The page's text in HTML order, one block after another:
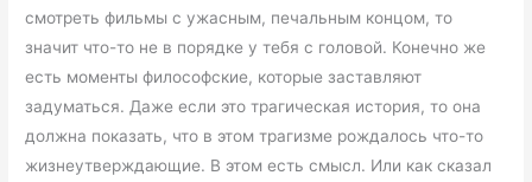
смотреть фильмы с ужасным, печальным концом, то
значит что-то не в порядке у тебя с головой. Конечно же
есть моменты философские, которые заставляют
задуматься. Даже если это трагическая история, то она
должна показать, что в этом трагизме рождалось что-то
жизнеутверждающие. В этом есть смысл. Или как сказал